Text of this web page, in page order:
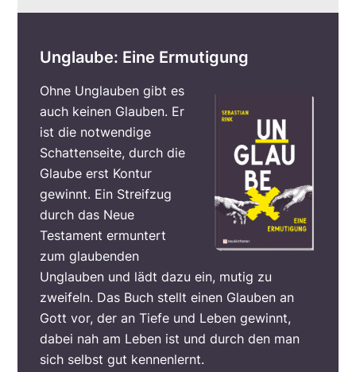
Unglaube: Eine Ermutigung
Ohne Unglauben gibt es
auch keinen Glauben. Er
ist die notwendige
Schattenseite, durch die
Glaube erst Kontur
gewinnt. Ein Streifzug
durch das Neue
Testament ermuntert
zum glaubenden
Unglauben und lädt dazu ein, mutig zu
zweifeln. Das Buch stellt einen Glauben an
Gott vor, der an Tiefe und Leben gewinnt,
dabei nah am Leben ist und durch den man
sich selbst gut kennenlernt.